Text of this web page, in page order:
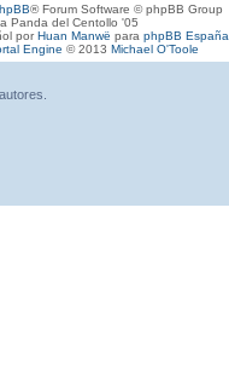
® Forum Software © phpBB Group
Panda del Centollo '05
porHuan Manwë para phpBB España
Engine © 2013 Michael O'Toole